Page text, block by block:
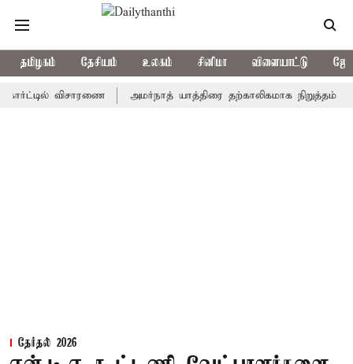
தமிழகம் தேசியம் உலகம் சினிமா விளையாட்டு
விசாரணை அமர்நாத் யாத்திரை தற்காலிகமாக நிறுத்தம்
தேர்தல் 2026